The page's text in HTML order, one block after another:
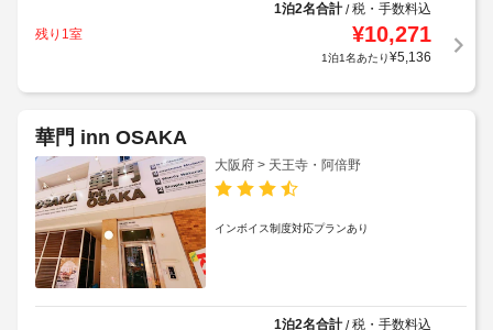
1泊2名合計/税・手数料込
残り1室
¥10,271
1泊1名あたり¥5,136
華門 inn OSAKA
大阪府 > 天王寺・阿倍野
インボイス制度対応プランあり
1泊2名合計/税・手数料込